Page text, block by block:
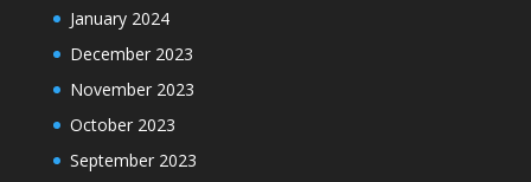
January 2024
December 2023
November 2023
October 2023
September 2023